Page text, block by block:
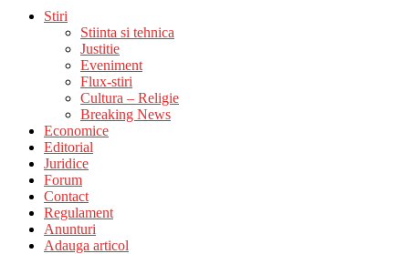
Stiri
Stiinta si tehnica
Justitie
Eveniment
Flux-stiri
Cultura – Religie
Breaking News
Economice
Editorial
Juridice
Forum
Contact
Regulament
Anunturi
Adauga articol